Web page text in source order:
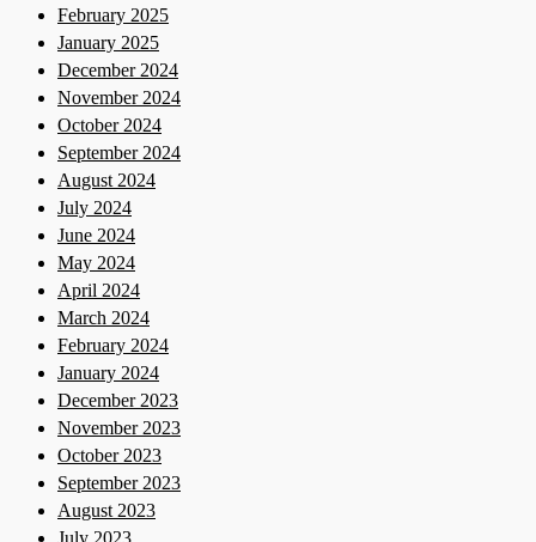
February 2025
January 2025
December 2024
November 2024
October 2024
September 2024
August 2024
July 2024
June 2024
May 2024
April 2024
March 2024
February 2024
January 2024
December 2023
November 2023
October 2023
September 2023
August 2023
July 2023